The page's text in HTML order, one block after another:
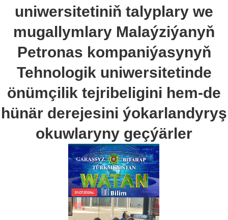
uniwersitetiniň talyplary we
mugallymlary Malaýziýanyň
Petronas kompaniýasynyň
Tehnologik uniwersitetinde
önümçilik tejribeligini hem-de
hünär derejesini ýokarlandyryş
okuwlaryny geçýärler